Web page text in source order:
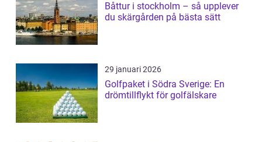
Båttur i stockholm – så upplever
du skärgården på bästa sätt
29 januari 2026
Golfpaket i Södra Sverige: En
drömtillflykt för golfälskare